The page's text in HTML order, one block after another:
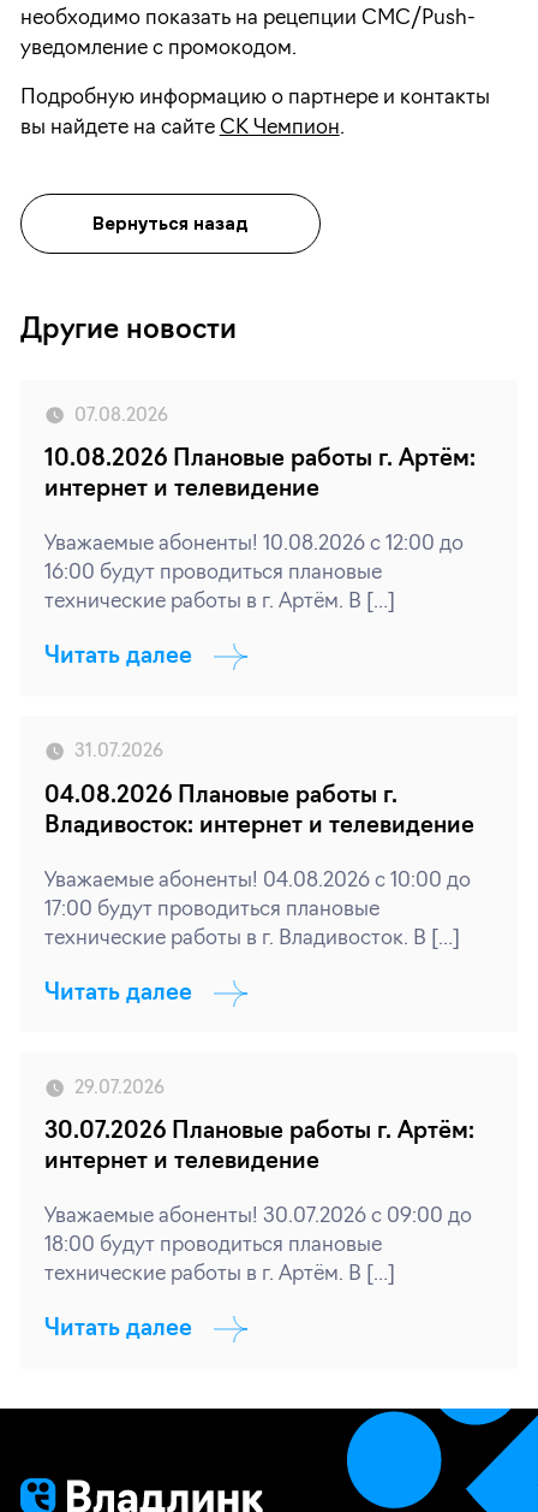
необходимо показать на рецепции СМС/Push-
уведомление с промокодом.
Подробную информацию о партнере и контакты
вы найдете на сайте СК Чемпион.
Вернуться назад
Другие новости
07.08.2026
10.08.2026 Плановые работы г. Артём:
интернет и телевидение
Уважаемые абоненты! 10.08.2026 с 12:00 до
16:00 будут проводиться плановые
технические работы в г. Артём. В […]
Читать далее
31.07.2026
04.08.2026 Плановые работы г.
Владивосток: интернет и телевидение
Уважаемые абоненты! 04.08.2026 с 10:00 до
17:00 будут проводиться плановые
технические работы в г. Владивосток. В […]
Читать далее
29.07.2026
30.07.2026 Плановые работы г. Артём:
интернет и телевидение
Уважаемые абоненты! 30.07.2026 с 09:00 до
18:00 будут проводиться плановые
технические работы в г. Артём. В […]
Читать далее